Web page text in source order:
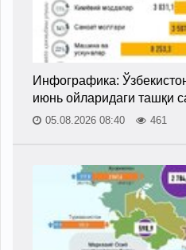
Инфографика:
июнь ойларидаги ташқи
05.08.2026 08:40 461